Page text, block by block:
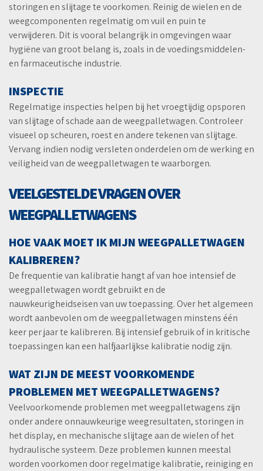
storingen en slijtage te voorkomen. Reinig de wielen en de
weegcomponenten regelmatig om vuil en puin te
verwijderen. Dit is vooral belangrijk in omgevingen waar
hygiëne van groot belang is, zoals in de voedingsmiddelen-
en farmaceutische industrie.
INSPECTIE
Regelmatige inspecties helpen bij het vroegtijdig opsporen
van slijtage of schade aan de weegpalletwagen. Controleer
visueel op scheuren, roest en andere tekenen van slijtage.
Vervang indien nodig versleten onderdelen om de werking en
veiligheid van de weegpalletwagen te waarborgen.
VEELGESTELDE VRAGEN OVER
WEEGPALLETWAGENS
HOE VAAK MOET IK MIJN WEEGPALLETWAGEN
KALIBREREN?
De frequentie van kalibratie hangt af van hoe intensief de
weegpalletwagen wordt gebruikt en de
nauwkeurigheidseisen van uw toepassing. Over het algemeen
wordt aanbevolen om de weegpalletwagen minstens één
keer per jaar te kalibreren. Bij intensief gebruik of in kritische
toepassingen kan een halfjaarlijkse kalibratie nodig zijn.
WAT ZIJN DE MEEST VOORKOMENDE
PROBLEMEN MET WEEGPALLETWAGENS?
Veelvoorkomende problemen met weegpalletwagens zijn
onder andere onnauwkeurige weegresultaten, storingen in
het display, en mechanische slijtage aan de wielen of het
hydraulische systeem. Deze problemen kunnen meestal
worden voorkomen door regelmatige kalibratie, reiniging en